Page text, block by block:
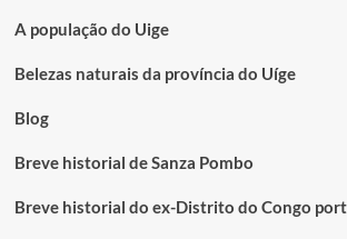
A população do Uige
Belezas naturais da província do Uíge
Blog
Breve historial de Sanza Pombo
Breve historial do ex-Distrito do Congo